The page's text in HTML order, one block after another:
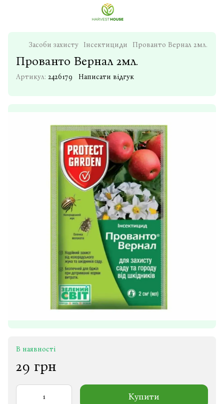
Засоби захисту Інсектициди Прованто Вернал 2мл.
Прованто Вернал 2мл.
Артикул: 2426179 Написати відгук
В наявності
29 грн
Купити